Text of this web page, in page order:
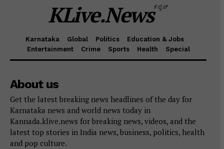
KLive.Newsಕೆಲೈವ್
Karnataka Global Politics
Education & Jobs
Entertainment
Crime Sports Health Special
About us
Get the latest breaking news headlines of the day for
Karnataka news and world news today in
Kannada.klive.news for breaking news, videos, and the
latest top stories in India news, business, politics, health
and pop culture.